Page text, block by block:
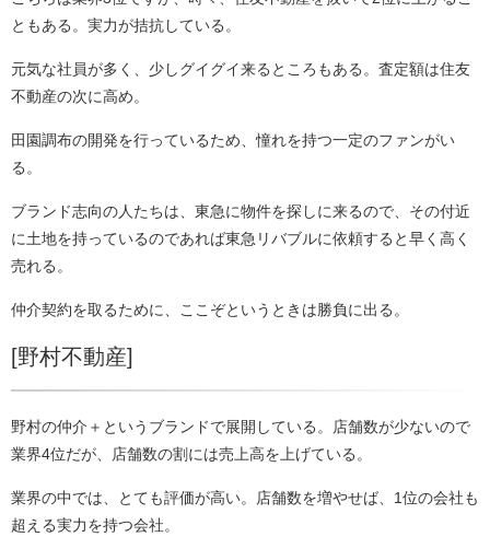
ともある。実力が拮抗している。
元気な社員が多く、少しグイグイ来るところもある。査定額は住友
不動産の次に高め。
田園調布の開発を行っているため、憧れを持つ一定のファンがい
る。
ブランド志向の人たちは、東急に物件を探しに来るので、その付近
に土地を持っているのであれば東急リバブルに依頼すると早く高く
売れる。
仲介契約を取るために、ここぞというときは勝負に出る。
[野村不動産]
野村の仲介＋というブランドで展開している。店舗数が少ないので
業界4位だが、店舗数の割には売上高を上げている。
業界の中では、とても評価が高い。店舗数を増やせば、1位の会社も
超える実力を持つ会社。